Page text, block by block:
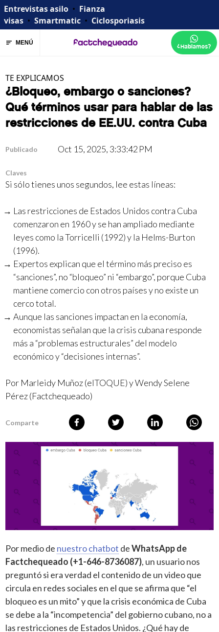
Entrevistas asilo • Fianza
visas • Smartmatic • Ciclosporiasis
MENÚ ¿Hablamos?
TE EXPLICAMOS
¿Bloqueo, embargo o sanciones?
Qué términos usar para hablar de las
restricciones de EE.UU. contra Cuba
Publicado Oct 15, 2025, 3:33:42 PM
Claves
Si sólo tienes unos segundos, lee estas líneas:
Las restricciones de Estados Unidos contra Cuba
comenzaron en 1960 y se han ampliado mediante
leyes como la Torricelli (1992) y la Helms-Burton
(1996).
Expertos explican que el término más preciso es
“sanciones”, no “bloqueo” ni “embargo”, porque Cuba
mantiene comercio con otros países y no existe un
cerco total.
Aunque las sanciones impactan en la economía,
economistas señalan que la crisis cubana responde
más a “problemas estructurales” del modelo
económico y “decisiones internas”.
Por Marleidy Muñoz (elTOQUE) y Wendy Selene
Pérez (Factchequeado)
Comparte
Por medio de nuestro chatbot deWhatsApp de
Factchequeado (+1-646-8736087), un usuario nos
preguntó si era verdad el contenido de un video que
circula en redes sociales en el que se afirma que “el
bloqueo es un mito” y que la crisis económica de Cuba
se debe a la “incompetencia” del gobierno cubano, no a
las restricciones de Estados Unidos. ¿Qué hay de